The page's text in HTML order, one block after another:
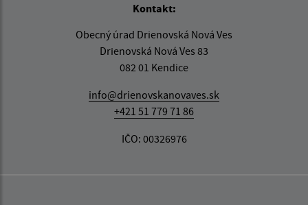
Kontakt:
Obecný úrad Drienovská Nová Ves
Drienovská Nová Ves 83
082 01 Kendice
info@drienovskanovaves.sk
+421 51 779 71 86
IČO: 00326976